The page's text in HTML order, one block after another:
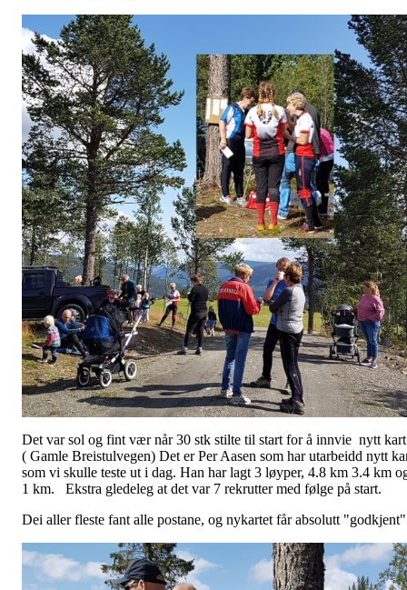
Det var sol og fint vær når 30 stk stilte til start for å innvie nytt
( Gamle Breistulvegen) Det er Per Aasen som har utarbeidd nytt
som vi skulle teste ut i dag. Han har lagt 3 løyper, 4.8 km 3.4 km
1 km. Ekstra gledeleg at det var 7 rekrutter med følge på start.
Dei aller fleste fant alle postane, og nykartet får absolutt "godkjent"